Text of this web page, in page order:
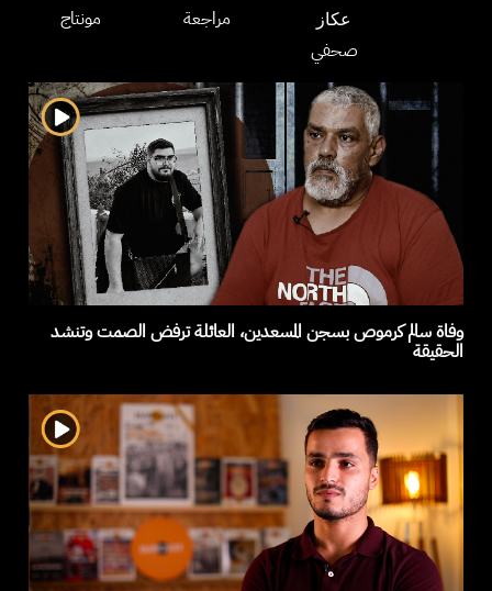
مونتاج مراجعة
عكاز
صحفي
وفاة سالم كرموص بسجن المسعدين، العائلة ترفض الصمت وتنشد
الحقيقة